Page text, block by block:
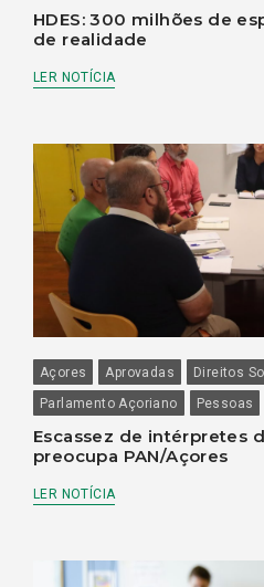
HDES: 300 milhões de
de realidade
LER NOTÍCIA
Açores Aprovadas Direitos
Parlamento Açoriano
Pessoas
Escassez de intérpretes
preocupa PAN/Açores
LER NOTÍCIA